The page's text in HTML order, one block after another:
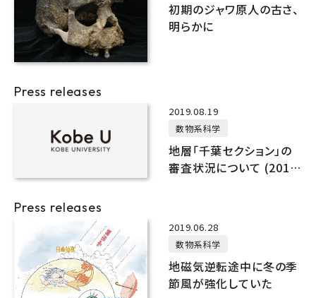
初期のジャワ原人の古さ、
明らかに
Press releases
2019.08.19
数物系科学
地層「千葉セクション」の
審査状況について (2019
Press releases
2019.06.28
数物系科学
地磁気逆転途中に冬の季
節風が強化していた